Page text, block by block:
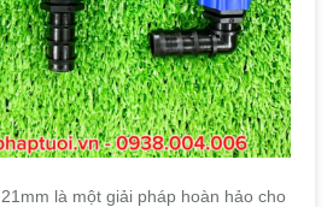
là một giải pháp hoàn hảo cho